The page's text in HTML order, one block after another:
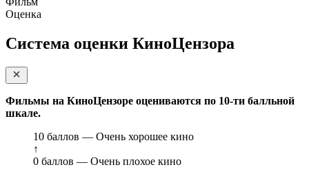
Оценка
Система оценки КиноЦензора
Фильмы на КиноЦензоре оцениваются по 10-ти балльной
шкале.
10 баллов — Очень хорошее кино
↑
0 баллов — Очень плохое кино